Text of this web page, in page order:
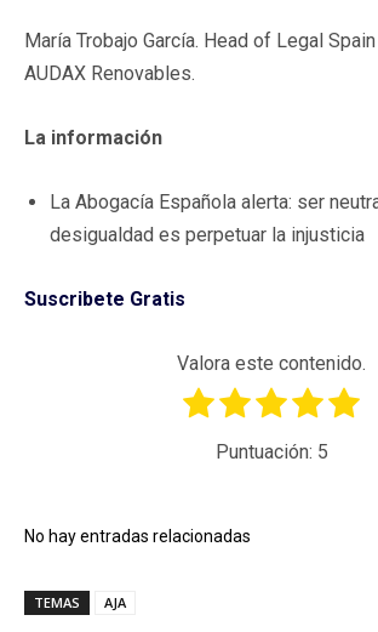
María Trobajo García. Head of Legal
AUDAX Renovables.
La información
La Abogacía Española alerta: ser
desigualdad es perpetuar la injusticia
Suscribete Gratis
Valora este contenido.
Puntuación: 5
No hay entradas relacionadas
TEMAS AJA